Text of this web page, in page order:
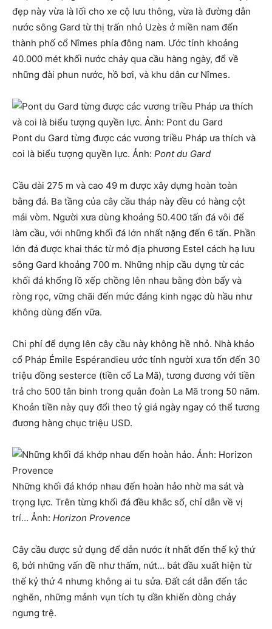
đẹp này vừa là lối cho xe cộ lưu thông, vừa là đường dẫn
nước sông Gard từ thị trấn nhỏ Uzès ở miền nam đến
thành phố cổ Nîmes phía đông nam. Ước tính khoảng
40.000 mét khối nước chảy qua cầu hàng ngày, đổ về
những đài phun nước, hồ bơi, và khu dân cư Nîmes.
Pont du Gard từng được các vương triều Pháp ưa thích và
coi là biểu tượng quyền lực. Ảnh: Pont du Gard
Cầu dài 275 m và cao 49 m được xây dựng hoàn toàn
bằng đá. Ba tầng của cây cầu tháp này đều có hàng cột
mái vòm. Người xưa dùng khoảng 50.400 tấn đá vôi để
làm cầu, với những khối đá lớn nhất nặng đến 6 tấn. Phần
lớn đá được khai thác từ mỏ địa phương Estel cách hạ lưu
sông Gard khoảng 700 m. Những nhịp cầu dựng từ các
khối đá khổng lồ xếp chồng lên nhau bằng đòn bẩy và
ròng rọc, vững chãi đến mức đáng kinh ngạc dù hầu như
không dùng đến vữa.
Chi phí để dựng lên cây cầu này không hề nhỏ. Nhà khảo
cổ Pháp Émile Espérandieu ước tính người xưa tốn đến 30
triệu đồng sesterce (tiền cổ La Mã), tương đương với tiền
trả cho 500 tân binh trong quân đoàn La Mã trong 50 năm.
Khoản tiền này quy đổi theo tỷ giá ngày ngay có thể tương
đương hàng chục triệu USD.
Những khối đá khớp nhau đến hoàn hảo nhờ ma sát và
trọng lực. Trên từng khối đá đều khắc số, chỉ dẫn về vị
trí… Ảnh: Horizon Provence
Cây cầu được sử dụng để dẫn nước ít nhất đến thế kỷ thứ
6, bởi những vấn đề như thấm, nứt… bắt đầu xuất hiện từ
thế kỷ thứ 4 nhưng không ai tu sửa. Đất cát dẫn đến tắc
nghẽn, những mảnh vụn tích tụ dần khiến dòng chảy
ngưng trệ.